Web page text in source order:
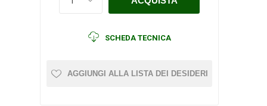
SCHEDA TECNICA
AGGIUNGI ALLA LISTA DEI DESIDERI